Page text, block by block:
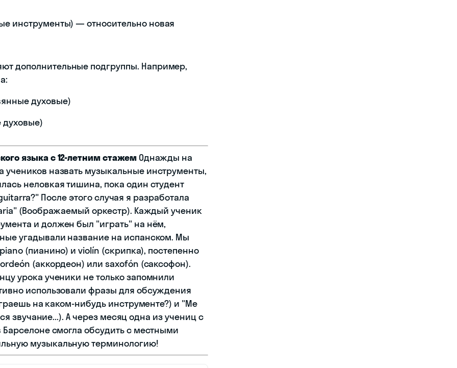
инструменты) — относительно новая
дополнительные подгруппы. Например,
духовые)
языка с 12-летним стажемОднажды на
назвать музыкальные инструменты,
неловкая тишина, пока один студент
После этого случая я разработала
(Воображаемый оркестр). Каждый ученик
и должен был "играть" на нём,
угадывали название на испанском. Мы
(пианино) и violín (скрипка), постепенно
(аккордеон) или saxofón (саксофон).
урока ученики не только запомнили
использовали фразы для обсуждения
на каком-нибудь инструменте?) и "Me
звучание...). А через месяц одна из учениц с
смогла обсудить с местными
музыкальную терминологию!